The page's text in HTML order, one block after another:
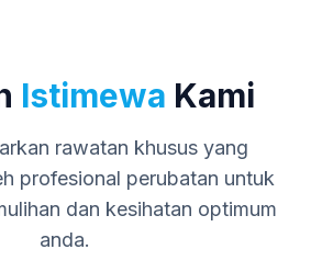
Istimewa Kami
rawatan khusus yang
profesional perubatan untuk
dan kesihatan optimum
anda.